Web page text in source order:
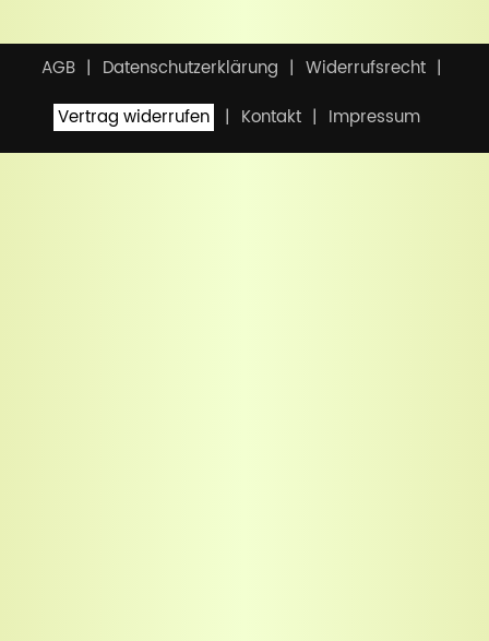
AGB Datenschutzerklärung
Widerrufsrecht
Vertrag widerrufen
Kontakt Impressum